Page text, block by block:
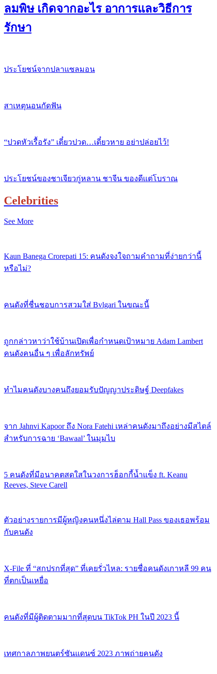
ลมพิษ เกิดจากอะไร อาการและวิธีการ
รักษา
ประโยชน์จากปลาแซลมอน
สาเหตุนอนกัดฟัน
“ปวดหัวเรื้อรัง” เดี๋ยวปวด…เดี๋ยวหาย อย่าปล่อยไว้!
ประโยชน์ของชาเจียวกู่หลาน ชาจีน ของดีแต่โบราณ
Celebrities
See More
Kaun Banega Crorepati 15: คนดังจงใจถามคำถามที่ง่ายกว่านี้
หรือไม่?
คนดังที่ชื่นชอบการสวมใส่ Bvlgari ในขณะนี้
ถูกกล่าวหาว่าใช้บ้านเปิดเพื่อกำหนดเป้าหมาย Adam Lambert
คนดังคนอื่น ๆ เพื่อลักทรัพย์
ทำไมคนดังบางคนถึงยอมรับปัญญาประดิษฐ์ Deepfakes
จาก Jahnvi Kapoor ถึง Nora Fatehi เหล่าคนดังมาถึงอย่างมีสไตล์
สำหรับการฉาย ‘Bawaal’ ในมุมไบ
5 คนดังที่มีอนาคตสดใสในวงการฮ็อกกี้น้ำแข็ง ft. Keanu
Reeves, Steve Carell
ตัวอย่างรายการมีผู้หญิงคนหนึ่งไล่ตาม Hall Pass ของเธอพร้อม
กับคนดัง
X-File ที่ “สกปรกที่สุด” ที่เคยรั่วไหล: รายชื่อคนดังเกาหลี 99 คน
ที่ตกเป็นเหยื่อ
คนดังที่มีผู้ติดตามมากที่สุดบน TikTok PH ในปี 2023 นี้
เทศกาลภาพยนตร์ซันแดนซ์ 2023 ภาพถ่ายคนดัง